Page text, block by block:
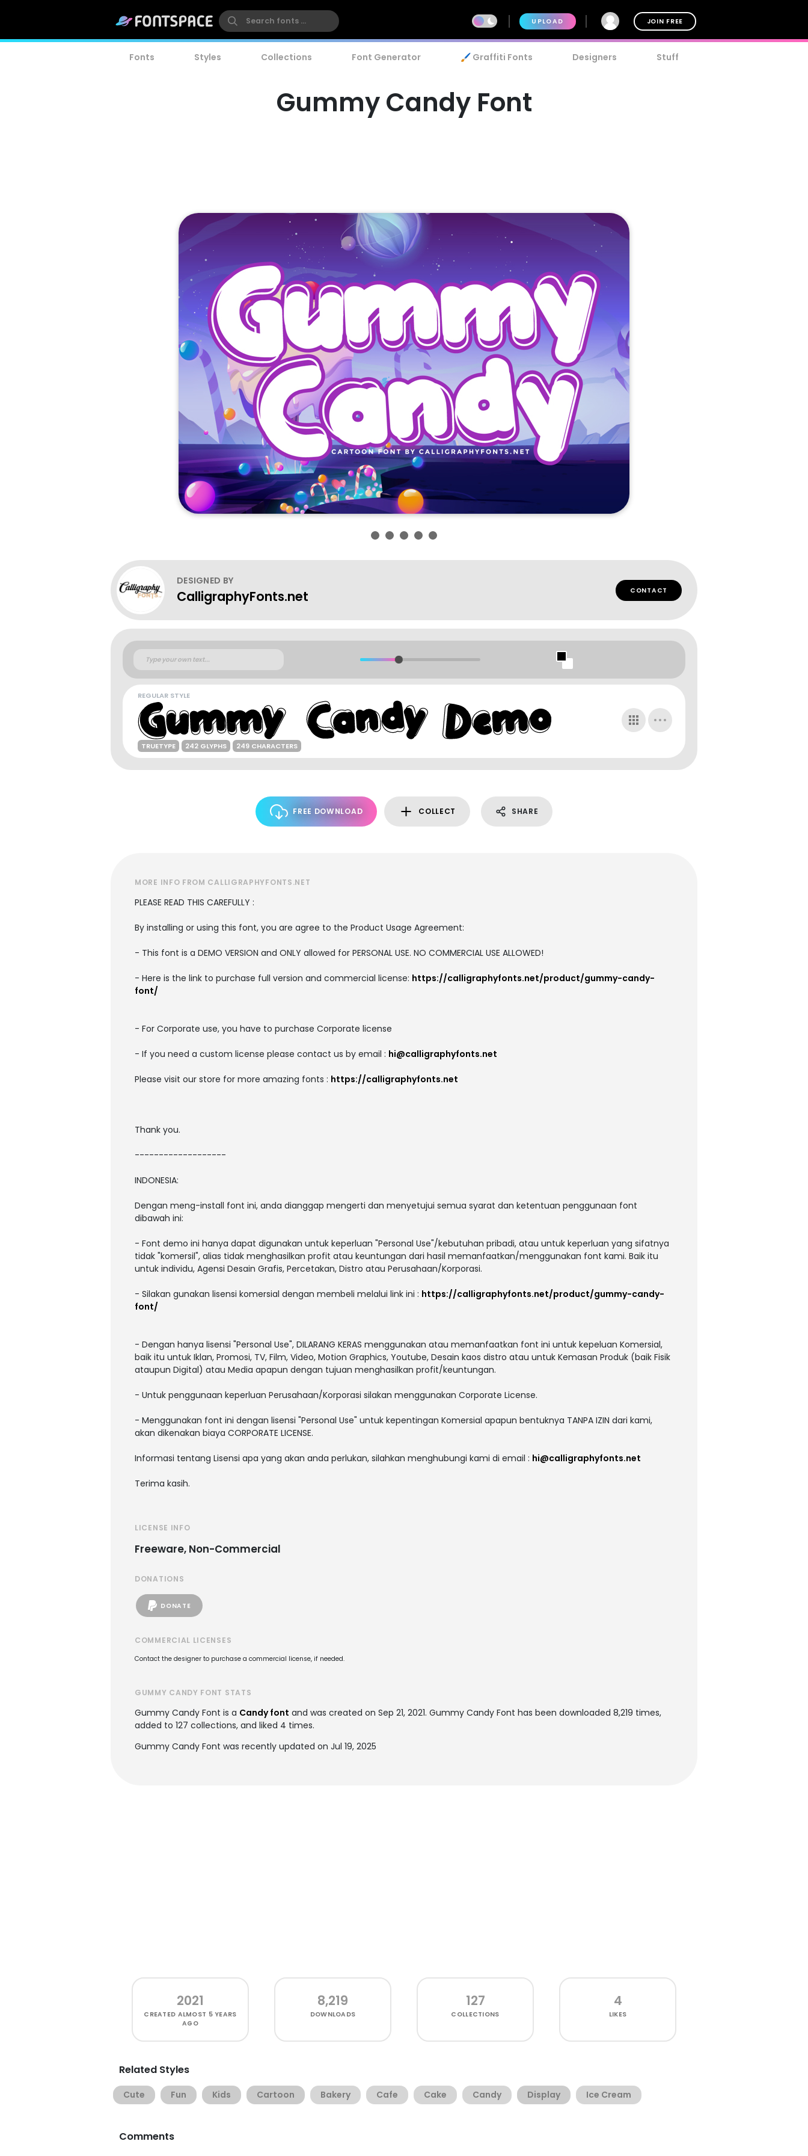
UPLOAD JOIN FREE
Fonts Styles Collections Font Generator 🖌️ Graffiti Fonts Designers Stuff
Gummy Candy Font
DESIGNED BY
CalligraphyFonts.net CONTACT
REGULAR STYLE
TRUETYPE 242 GLYPHS 249 CHARACTERS
FREE DOWNLOAD COLLECT SHARE
MORE INFO FROM CALLIGRAPHYFONTS.NET
PLEASE READ THIS CAREFULLY :
By installing or using this font, you are agree to the Product Usage Agreement:
- This font is a DEMO VERSION and ONLY allowed for PERSONAL USE. NO COMMERCIAL USE ALLOWED!
- Here is the link to purchase full version and commercial license: https://calligraphyfonts.net/product/gummy-candy-
font/
- For Corporate use, you have to purchase Corporate license
- If you need a custom license please contact us by email : hi@calligraphyfonts.net
Please visit our store for more amazing fonts : https://calligraphyfonts.net
Thank you.
-------------------
INDONESIA:
Dengan meng-install font ini, anda dianggap mengerti dan menyetujui semua syarat dan ketentuan penggunaan font
dibawah ini:
- Font demo ini hanya dapat digunakan untuk keperluan "Personal Use"/kebutuhan pribadi, atau untuk keperluan yang sifatnya
tidak "komersil", alias tidak menghasilkan profit atau keuntungan dari hasil memanfaatkan/menggunakan font kami. Baik itu
untuk individu, Agensi Desain Grafis, Percetakan, Distro atau Perusahaan/Korporasi.
- Silakan gunakan lisensi komersial dengan membeli melalui link ini : https://calligraphyfonts.net/product/gummy-candy-
font/
- Dengan hanya lisensi "Personal Use", DILARANG KERAS menggunakan atau memanfaatkan font ini untuk kepeluan Komersial,
baik itu untuk Iklan, Promosi, TV, Film, Video, Motion Graphics, Youtube, Desain kaos distro atau untuk Kemasan Produk (baik Fisik
ataupun Digital) atau Media apapun dengan tujuan menghasilkan profit/keuntungan.
- Untuk penggunaan keperluan Perusahaan/Korporasi silakan menggunakan Corporate License.
- Menggunakan font ini dengan lisensi "Personal Use" untuk kepentingan Komersial apapun bentuknya TANPA IZIN dari kami,
akan dikenakan biaya CORPORATE LICENSE.
Informasi tentang Lisensi apa yang akan anda perlukan, silahkan menghubungi kami di email : hi@calligraphyfonts.net
Terima kasih.
LICENSE INFO
Freeware, Non-Commercial
DONATIONS
DONATE
COMMERCIAL LICENSES
Contact the designer to purchase a commercial license, if needed.
GUMMY CANDY FONT STATS
Gummy Candy Font is a Candy font and was created on Sep 21, 2021. Gummy Candy Font has been downloaded 8,219 times,
added to 127 collections, and liked 4 times.
Gummy Candy Font was recently updated on Jul 19, 2025
2021
CREATED ALMOST 5 YEARS
AGO
8,219
DOWNLOADS
127
COLLECTIONS
4
LIKES
Related Styles
Cute Fun Kids Cartoon Bakery Cafe Cake Candy Display Ice Cream
Comments